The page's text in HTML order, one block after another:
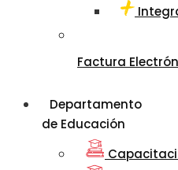
Factura
Departamento
de Educación